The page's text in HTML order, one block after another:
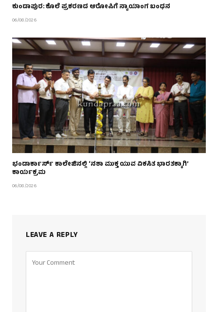
ಕುಂದಾಪುರ: ಕೊಲೆ ಪ್ರಕರಣದ ಆರೋಪಿಗೆ ನ್ಯಾಯಾಂಗ ಬಂಧನ
06/08/2026
ಭಂಡಾರ್ಕಾರ್ಸ್ ಕಾಲೇಜಿನಲ್ಲಿ ‘ನಶಾ ಮುಕ್ತ ಯುವ ವಿಕಸಿತ ಭಾರತಕ್ಕಾಗಿ’
ಕಾರ್ಯಕ್ರಮ
06/08/2026
LEAVE A REPLY